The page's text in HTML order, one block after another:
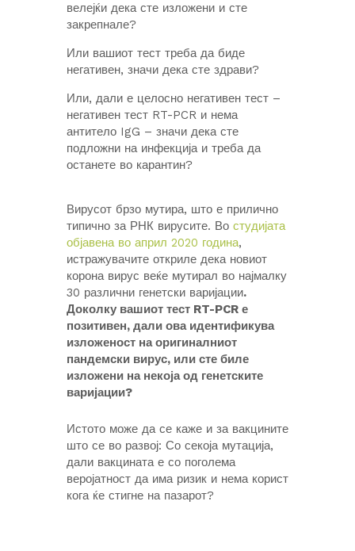
велејќи дека сте изложени и сте
закрепнале?
Или вашиот тест треба да биде
негативен, значи дека сте здрави?
Или, дали е целосно негативен тест –
негативен тест RT-PCR и нема
антитело IgG – значи дека сте
подложни на инфекција и треба да
останете во карантин?
Вирусот брзо мутира, што е прилично
типично за РНК вирусите. Во студијата
објавена во април 2020 година,
истражувачите откриле дека новиот
корона вирус веќе мутирал во најмалку
30 различни генетски варијации.
Доколку вашиот тест RT-PCR е
позитивен, дали ова идентификува
изложеност на оригиналниот
пандемски вирус, или сте биле
изложени на некоја од генетските
варијации?
Истото може да се каже и за вакцините
што се во развој: Со секоја мутација,
дали вакцината е со поголема
веројатност да има ризик и нема корист
кога ќе стигне на пазарот?